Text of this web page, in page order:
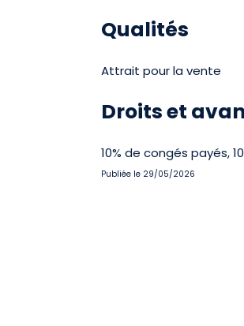
Qualités
Attrait pour la vente
Droits et
10% de congés payés,
Publiée le 29/05/2026